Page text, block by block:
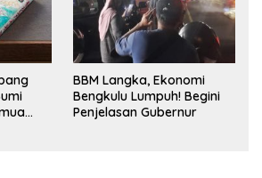
BBM Langka, Ekonomi
Bengkulu Lumpuh! Begini
Penjelasan Gubernur